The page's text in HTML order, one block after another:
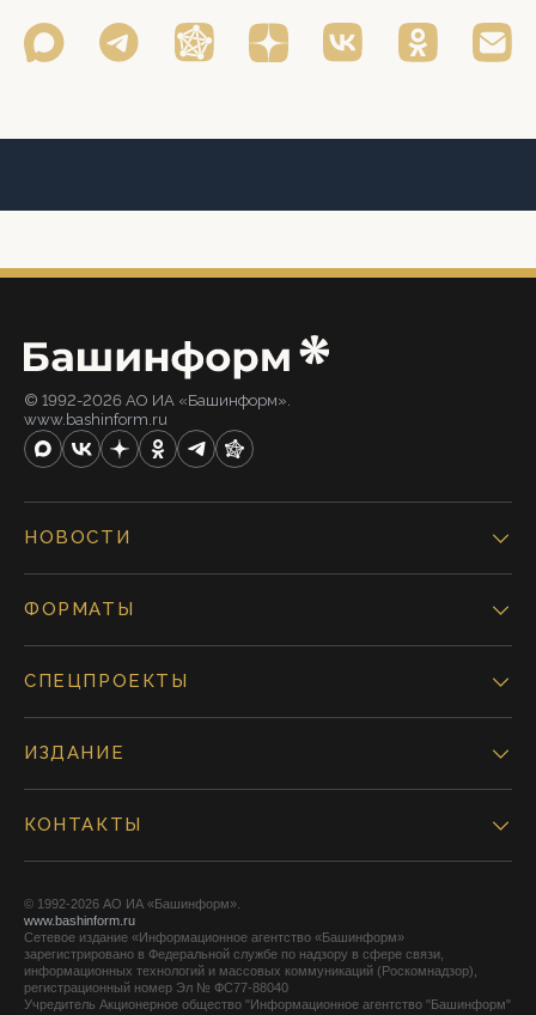
© 1992-2026 АО ИА «Башинформ».
www.bashinform.ru
НОВОСТИ
ФОРМАТЫ
СПЕЦПРОЕКТЫ
ИЗДАНИЕ
КОНТАКТЫ
© 1992-2026 АО ИА «Башинформ».
www.bashinform.ru
Сетевое издание «Информационное агентство «Башинформ»
зарегистрировано в Федеральной службе по надзору в сфере связи,
информационных технологий и массовых коммуникаций (Роскомнадзор),
регистрационный номер Эл № ФС77-88040
Учредитель Акционерное общество "Информационное агентство "Башинформ"